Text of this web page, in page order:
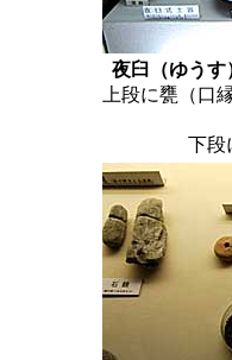
夜臼（ゆうす
上段に甕（口
下段